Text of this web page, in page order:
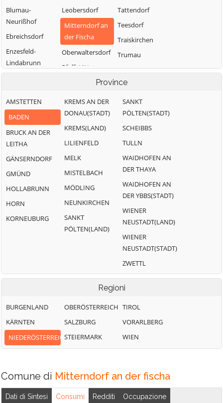
Blumau-
Neurißhof
Ebreichsdorf
Enzesfeld-
Lindabrunn
Günselsdorf
Leobersdorf
Mitterndorf an
der Fischa
Oberwaltersdorf
Pfaffstätten
Tattendorf
Teesdorf
Traiskirchen
Trumau
Weissenbach an
der Triesting
Province
AMSTETTEN
BADEN
BRUCK AN DER
LEITHA
GÄNSERNDORF
GMÜND
HOLLABRUNN
HORN
KORNEUBURG
KREMS AN DER
DONAU(STADT)
KREMS(LAND)
LILIENFELD
MELK
MISTELBACH
MÖDLING
NEUNKIRCHEN
SANKT
PÖLTEN(LAND)
SANKT
PÖLTEN(STADT)
SCHEIBBS
TULLN
WAIDHOFEN AN
DER THAYA
WAIDHOFEN AN
DER YBBS(STADT)
WIENER
NEUSTADT(LAND)
WIENER
NEUSTADT(STADT)
ZWETTL
Regioni
BURGENLAND
KÄRNTEN
NIEDERÖSTERREICH
OBERÖSTERREICH
SALZBURG
STEIERMARK
TIROL
VORARLBERG
WIEN
Comune di Mitterndorf an der fischa
Dati di Sintesi Consumi Redditi Occupazione